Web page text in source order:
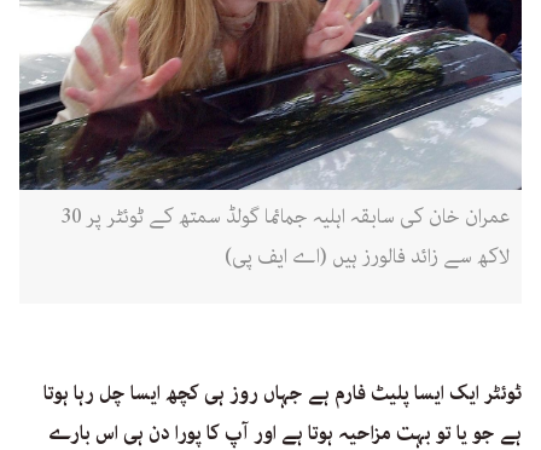
عمران خان کی سابقہ اہلیہ جمائما گولڈ سمتھ کے ٹوئٹر پر 30
لاکھ سے زائد فالورز ہیں (اے ایف پی)
ٹوئٹر ایک ایسا پلیٹ فارم ہے جہاں روز ہی کچھ ایسا چل رہا ہوتا
ہے جو یا تو بہت مزاحیہ ہوتا ہے اور آپ کا پورا دن ہی اس بارے